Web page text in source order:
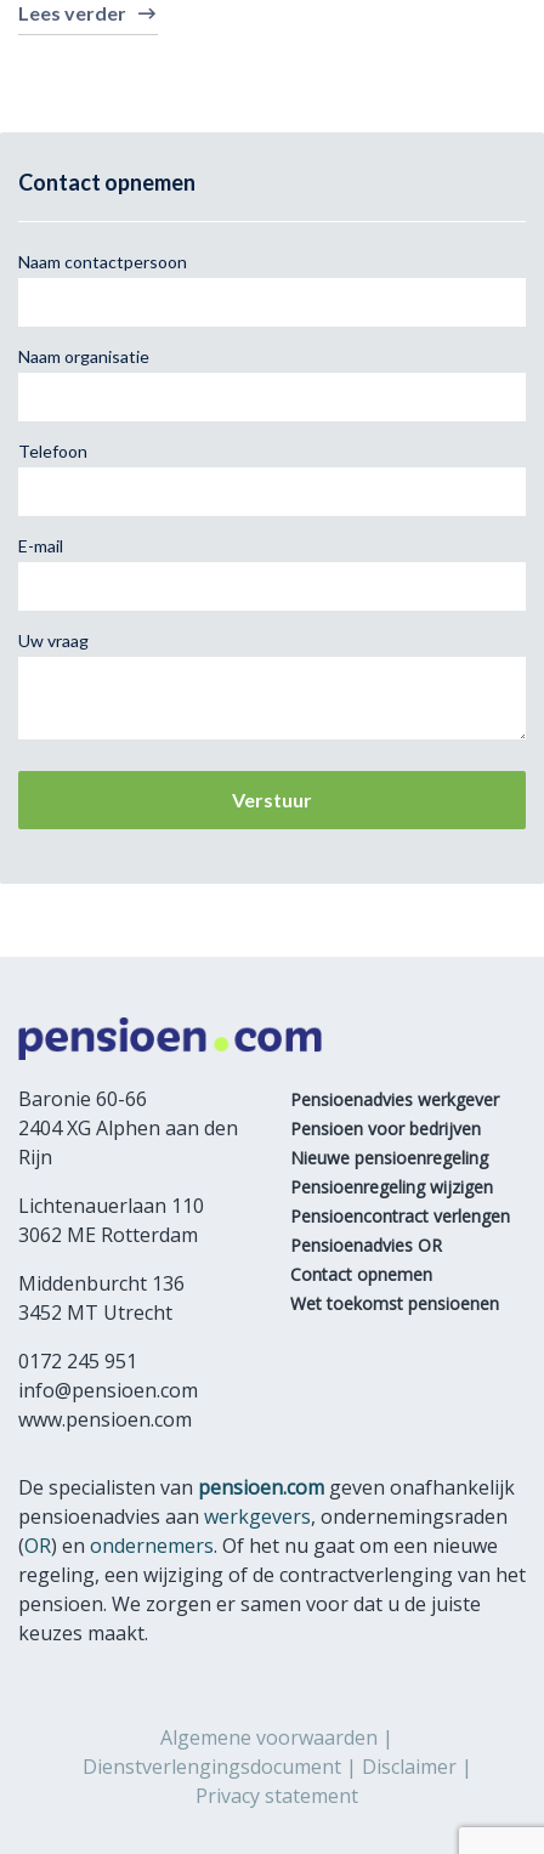
Lees verder
Contact opnemen
Naam contactpersoon
Naam organisatie
Telefoon
E-mail
Uw vraag
Baronie 60-66
2404 XG Alphen aan den
Rijn
Lichtenauerlaan 110
3062 ME Rotterdam
Middenburcht 136
3452 MT Utrecht
0172 245 951
info@pensioen.com
www.pensioen.com
Pensioenadvies werkgever
Pensioen voor bedrijven
Nieuwe pensioenregeling
Pensioenregeling wijzigen
Pensioencontract verlengen
Pensioenadvies OR
Contact opnemen
Wet toekomst pensioenen
De specialisten van pensioen.com geven onafhankelijk
pensioenadvies aan werkgevers, ondernemingsraden
(OR) en ondernemers. Of het nu gaat om een nieuwe
regeling, een wijziging of de contractverlenging van het
pensioen. We zorgen er samen voor dat u de juiste
keuzes maakt.
Algemene voorwaarden
Dienstverlengingsdocument
Disclaimer
Privacy statement